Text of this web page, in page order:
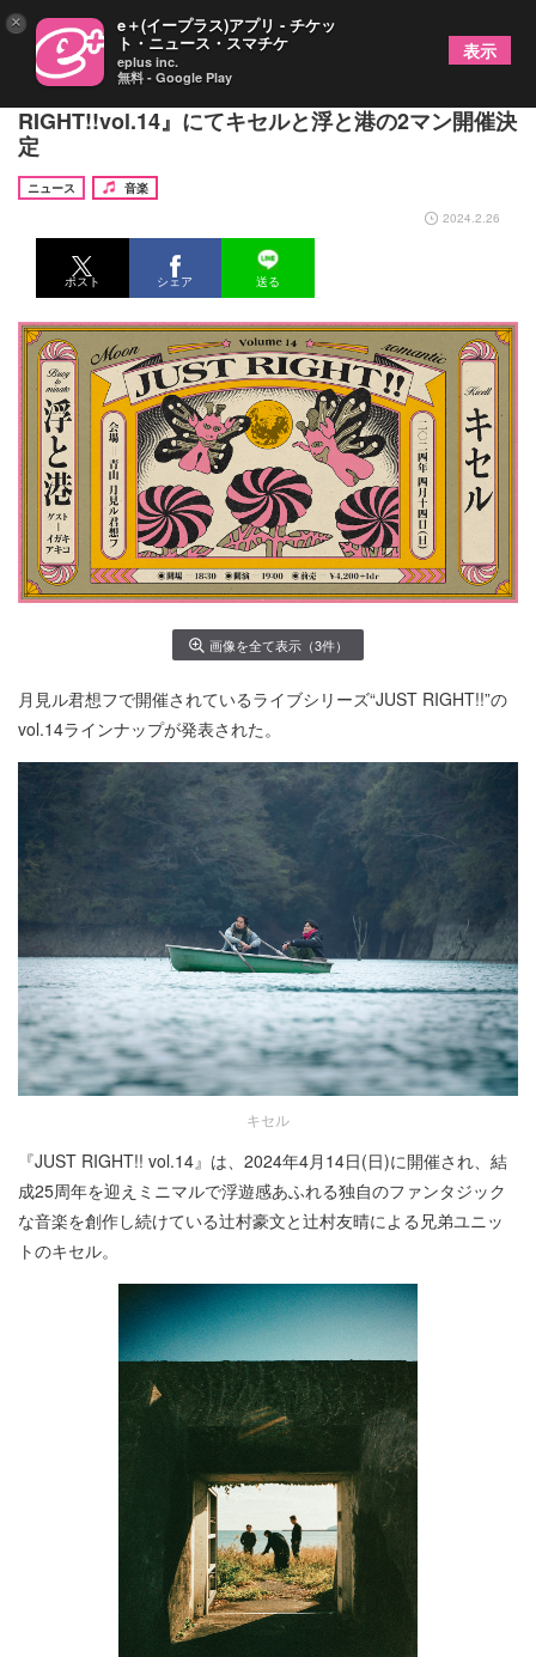
月見ル君想フのシリーズ企画『JUST
RIGHT!!vol.14』にてキセルと浮と港の2マン開催決
定
ニュース
音楽
2024.2.26
ポスト シェア 送る
画像を全て表示（3件）
月見ル君想フで開催されているライブシリーズ“JUST RIGHT!!”の
vol.14ラインナップが発表された。
キセル
『JUST RIGHT!! vol.14』は、2024年4月14日(日)に開催され、結
成25周年を迎えミニマルで浮遊感あふれる独自のファンタジック
な音楽を創作し続けている辻村豪文と辻村友晴による兄弟ユニッ
トのキセル。
× e＋(イープラス)アプリ - チケッ
ト・ニュース・スマチケ
eplus inc.
無料 - Google Play
表示